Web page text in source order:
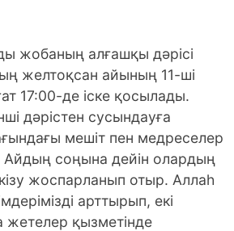
жобаның алғашқы дәрісі
желтоқсан айының 11-ші
17:00-де іске қосылады.
дәрістен сусындауға
мешіт пен медреселер
соңына дейін олардың
жоспарланып отыр. Аллаһ
арттырып, екі
жетелер қызметінде